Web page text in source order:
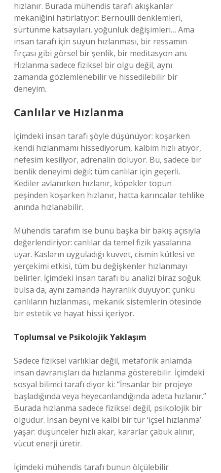
hızlanır. Burada mühendis tarafı akışkanlar
mekaniğini hatırlatıyor: Bernoulli denklemleri,
sürtünme katsayıları, yoğunluk değişimleri… Ama
insan tarafı için suyun hızlanması, bir ressamın
fırçası gibi görsel bir şenlik, bir meditasyon anı.
Hızlanma sadece fiziksel bir olgu değil, aynı
zamanda gözlemlenebilir ve hissedilebilir bir
deneyim.
Canlılar ve Hızlanma
İçimdeki insan tarafı şöyle düşünüyor: koşarken
kendi hızlanmamı hissediyorum, kalbim hızlı atıyor,
nefesim kesiliyor, adrenalin doluyor. Bu, sadece bir
benlik deneyimi değil; tüm canlılar için geçerli.
Kediler avlanırken hızlanır, köpekler topun
peşinden koşarken hızlanır, hatta karıncalar tehlike
anında hızlanabilir.
Mühendis tarafım ise bunu başka bir bakış açısıyla
değerlendiriyor: canlılar da temel fizik yasalarına
uyar. Kasların uyguladığı kuvvet, cismin kütlesi ve
yerçekimi etkisi, tüm bu değişkenler hızlanmayı
belirler. İçimdeki insan tarafı bu analizi biraz soğuk
bulsa da, aynı zamanda hayranlık duyuyor; çünkü
canlıların hızlanması, mekanik sistemlerin ötesinde
bir estetik ve hayat hissi içeriyor.
Toplumsal ve Psikolojik Yaklaşım
Sadece fiziksel varlıklar değil, metaforik anlamda
insan davranışları da hızlanma gösterebilir. İçimdeki
sosyal bilimci tarafı diyor ki: “İnsanlar bir projeye
başladığında veya heyecanlandığında adeta hızlanır.”
Burada hızlanma sadece fiziksel değil, psikolojik bir
olgudur. İnsan beyni ve kalbi bir tür ‘içsel hızlanma’
yaşar: düşünceler hızlı akar, kararlar çabuk alınır,
vücut enerji üretir.
İçimdeki mühendis tarafı bunun ölçülebilir